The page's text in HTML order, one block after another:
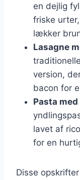
en dejlig
friske
lækker
Lasagne
version,
bacon for
Pasta
lavet af
for en
Disse